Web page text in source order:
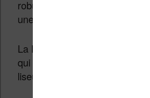
robuste et qui permet une
une charge plus rapide.
La liseuse possède 32 Go de
qui est dans la fourchette
liseuses.